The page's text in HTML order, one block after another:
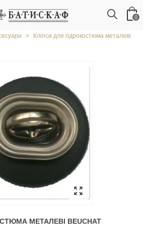
0
>
Кліпси для гідрокостюма металеві
МЕТАЛЕВІ BEUCHAT